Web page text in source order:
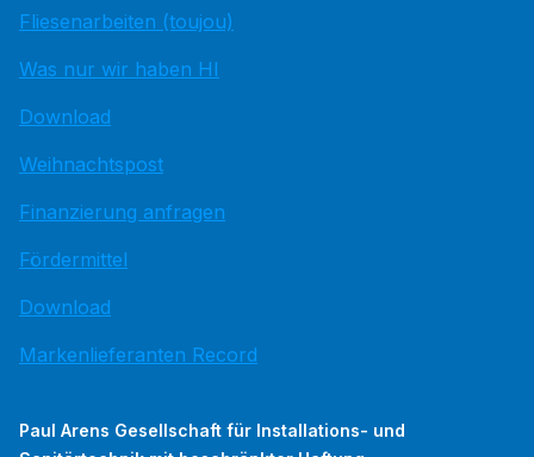
Fliesenarbeiten (toujou)
Was nur wir haben HI
Download
Weihnachtspost
Finanzierung anfragen
Fördermittel
Download
Markenlieferanten Record
Paul Arens Gesellschaft für Installations- und